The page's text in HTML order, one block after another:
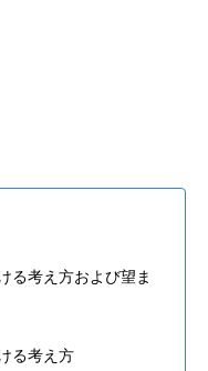
る考え方および望ま
る考え方